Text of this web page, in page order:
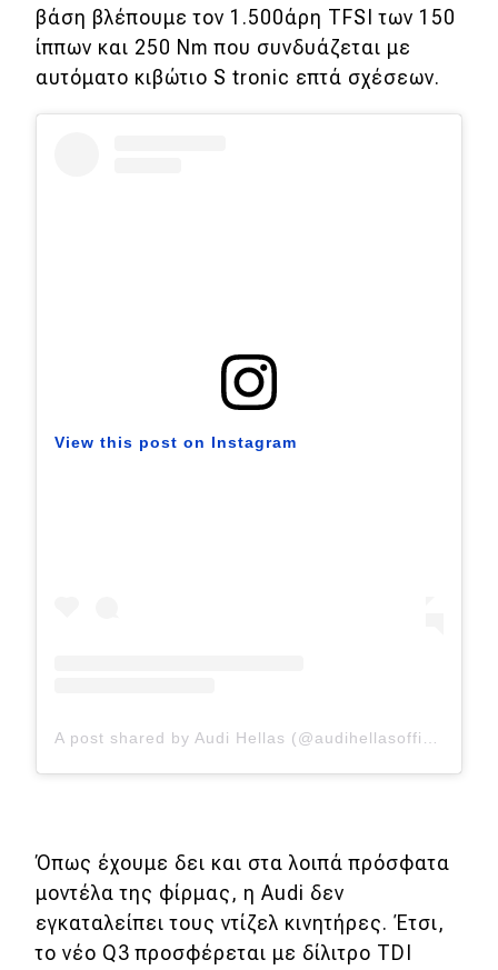
βάση βλέπουμε τον 1.500άρη TFSI των 150
ίππων και 250 Nm που συνδυάζεται με
αυτόματο κιβώτιο S tronic επτά σχέσεων.
View this post on Instagram
Όπως έχουμε δει και στα λοιπά πρόσφατα
μοντέλα της φίρμας, η Audi δεν
εγκαταλείπει τους ντίζελ κινητήρες. Έτσι,
το νέο Q3 προσφέρεται με δίλιτρο TDI